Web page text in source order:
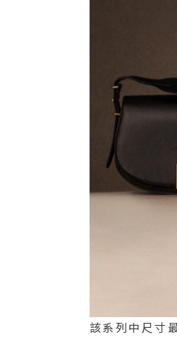
該系列中尺寸